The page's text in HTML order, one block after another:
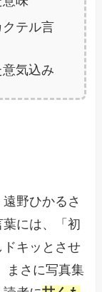
テル言
気込み
野ひかるさ
には、「初
キッとさせ
まさに写真集